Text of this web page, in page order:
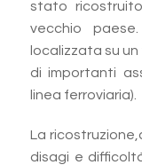
stato
vecchio
localizzata su
di importanti
linea ferroviaria).
La
disagi e